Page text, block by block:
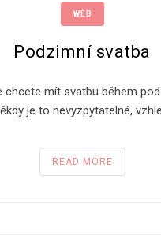
WEB
Podzimní svatba
mít svatbu během
je to nevyzpytatelné,
READ MORE